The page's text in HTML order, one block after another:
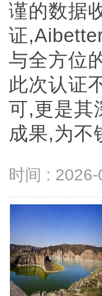
谨的数据
证
与全方位
此次认证
可,更是其
成果,为不
时间 : 2026-